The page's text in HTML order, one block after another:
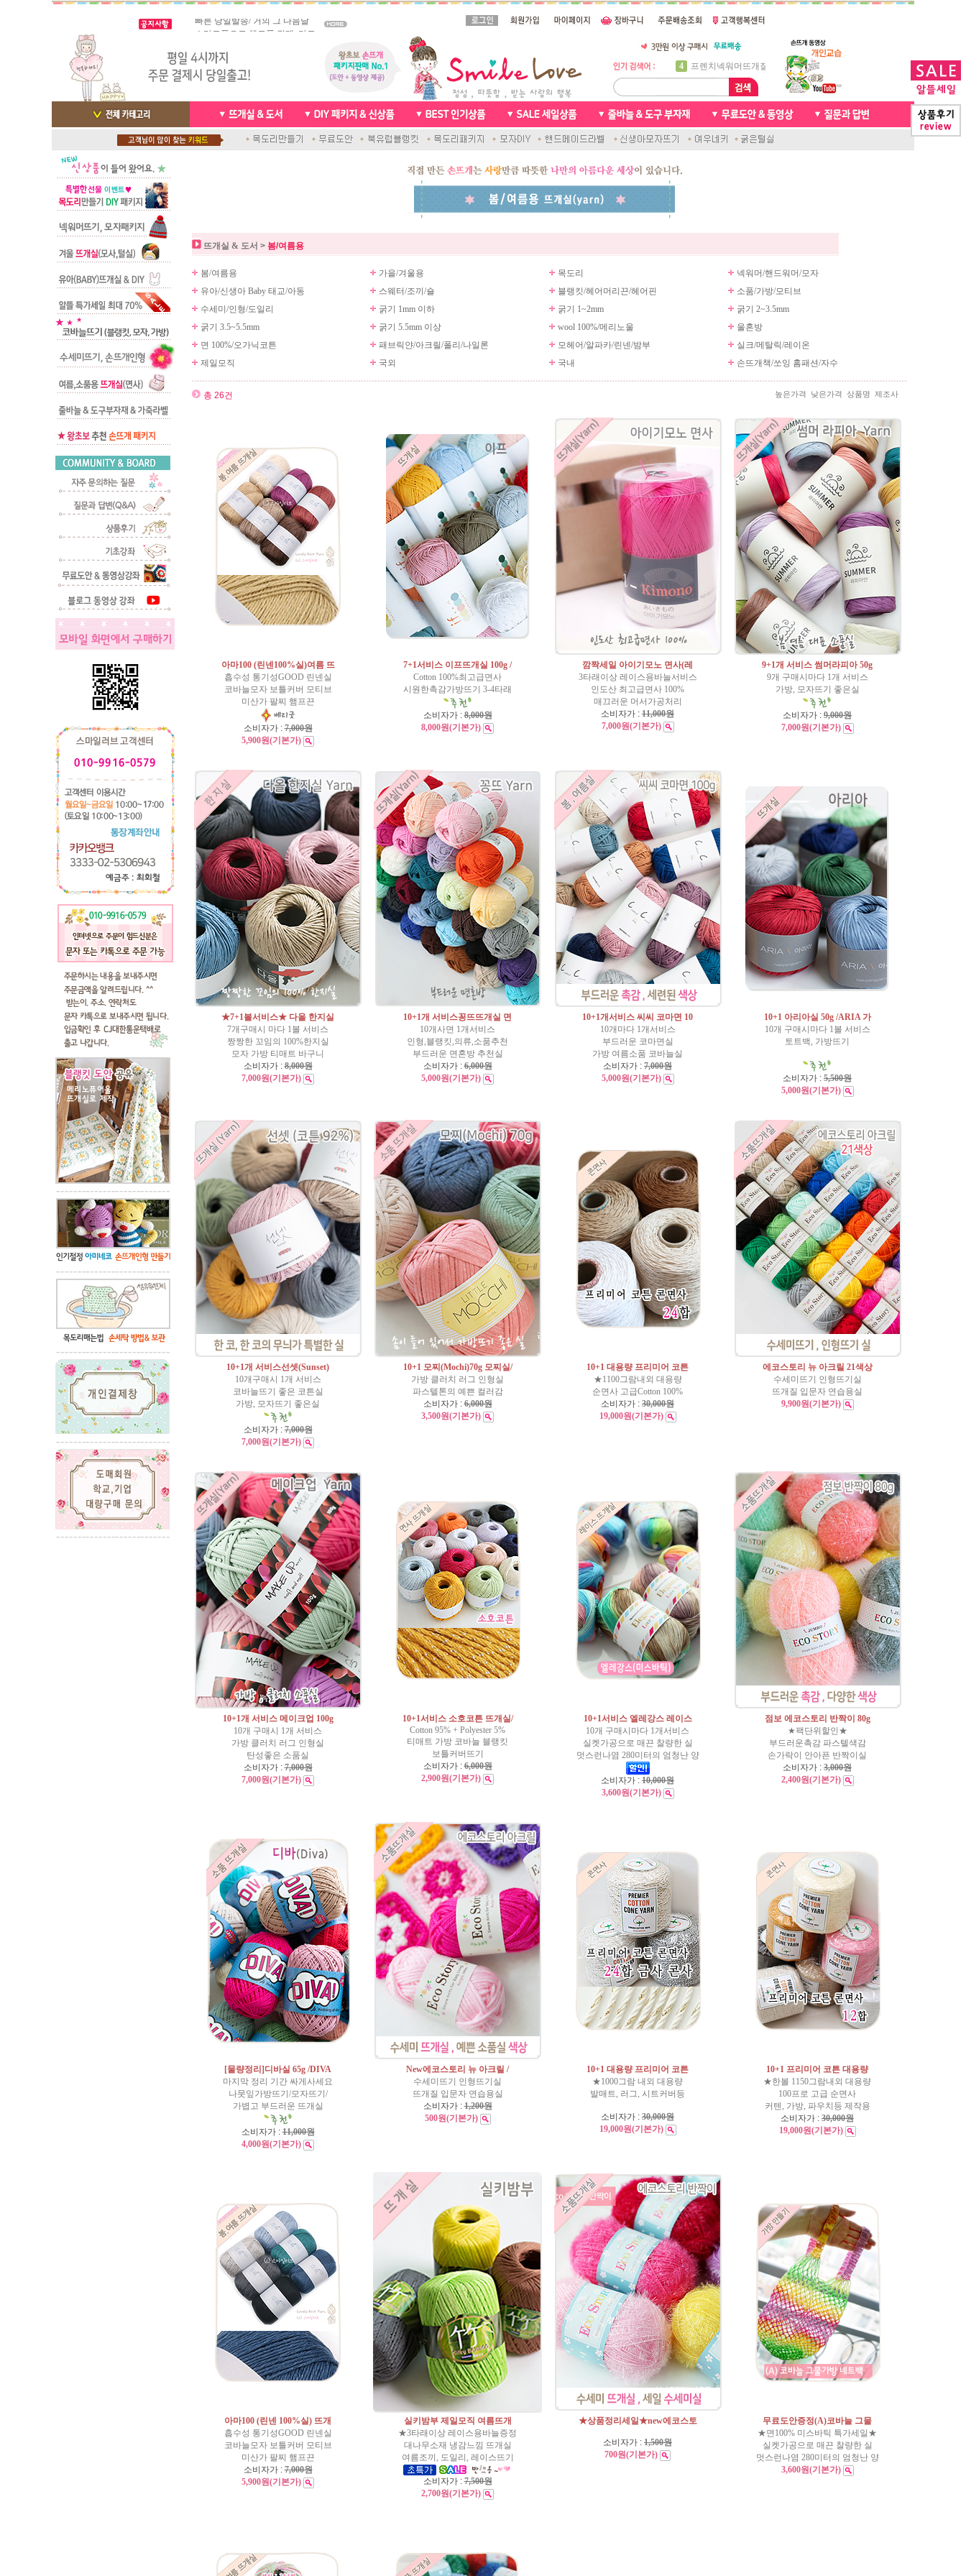
스마트폰으로 핸드폰 결제 ,카드
배송완료 /
5
비니방울모자 동영상
6
꽈배기목도리
7
천연가죽 핸드메이드라벨
8
신생아모자뜨기
10
손뜨개인형
1
자라무늬 목도리뜨기
뜨개실 & 도서 > 봄/여름용
봄/여름용 가을/겨울용 목도리
넥워머/핸드워머/모자
유아/신생아 Baby 태교/아동
스웨터/조끼/숄 블랭킷/헤어머리끈/헤어핀
소품/가방/모티브
수세미/인형/도일리
굵기 1mm 이하 굵기 1~2mm
굵기 2~3.5mm
굵기 3.5~5.5mm
굵기 5.5mm 이상 wool 100%/메리노울
울혼방
면 100%/오가닉코튼
패브릭얀/아크릴/폴리/나일론 모헤어/알파카/린넨/밤부
실크/메탈릭/레이온
제일모직
국외 국내 손뜨개책/쏘잉 홈패션/자수
총 26건 높은가격 낮은가격 상품명 제조사
아마100 (린넨100%실)여름 뜨
흡수성 통기성GOOD 린넨실
코바늘모자 보틀커버 모티브
미산가 팔찌 햄프끈
소비자가 :7,000원
5,900원(기본가)
7+1서비스 이프뜨개실 100g /
Cotton 100%최고급면사
시원한촉감가방뜨기 3-4타래
소비자가 :8,000원
8,000원(기본가)
깜짝세일 아이기모노 면사(레
3타래이상 레이스용바늘서비스
인도산 최고급면사 100%
매끄러운 머서가공처리
소비자가 : 11,000원
7,000원(기본가)
9+1개 서비스 썸머라피아 50g
9개 구매시마다 1개 서비스
가방, 모자뜨기 좋은실
소비자가 : 9,000원
7,000원(기본가)
★7+1볼서비스★ 다올 한지실
7개구매시 마다 1볼 서비스
짱짱한 꼬임의 100%한지실
모자 가방 티매트 바구니
소비자가 :8,000원
7,000원(기본가)
10+1개 서비스꽁뜨뜨개실 면
10개사면 1개서비스
인형,블랭킷,의류,소품추천
부드러운 면혼방 추천실
소비자가 :6,000원
5,000원(기본가)
10+1개서비스 씨씨 코마면 10
10개마다 1개서비스
부드러운 코마면실
가방 여름소품 코바늘실
소비자가 : 7,000원
5,000원(기본가)
10+1 아리아실 50g /ARIA 가
10개 구매시마다 1볼 서비스
토트백, 가방뜨기
소비자가 : 5,500원
5,000원(기본가)
10+1개 서비스선셋(Sunset)
10개구매시 1개 서비스
코바늘뜨기 좋은 코튼실
가방, 모자뜨기 좋은실
소비자가 :7,000원
7,000원(기본가)
10+1 모찌(Mochi)70g 모찌실/
가방 클러치 러그 인형실
파스텔톤의 예쁜 컬러감
소비자가 :6,000원
3,500원(기본가)
10+1 대용량 프리미어 코튼
★1100그람내외 대용량
순면사 고급Cotton 100%
소비자가 : 30,000원
19,000원(기본가)
에코스토리 뉴 아크릴 21색상
수세미뜨기 인형뜨기실
뜨개질 입문자 연습용실
9,900원(기본가)
10+1개 서비스 메이크업 100g
10개 구매시 1개 서비스
가방 클러치 러그 인형실
탄성좋은 소품실
소비자가 :7,000원
7,000원(기본가)
10+1서비스 소호코튼 뜨개실/
Cotton 95% + Polyester 5%
티매트 가방 코바늘 블랭킷
보틀커버뜨기
소비자가 :6,000원
2,900원(기본가)
10+1서비스 엘레강스 레이스
10개 구매시마다 1개서비스
실켓가공으로 매끈 찰량한 실
멋스런나염 280미터의 엄청난 양
소비자가 : 10,000원
3,600원(기본가)
점보 에코스토리 반짝이 80g
★팩단위할인★
부드러운촉감 파스텔색감
손가락이 안아픈 반짝이실
소비자가 : 3,000원
2,400원(기본가)
[물량정리]디바실 65g /DIVA
마지막 정리 기간 싸게사세요
나뭇잎가방뜨기/모자뜨기/
가볍고 부드러운 뜨개실
소비자가 :11,000원
4,000원(기본가)
New에코스토리 뉴 아크릴 /
수세미뜨기 인형뜨기실
뜨개질 입문자 연습용실
소비자가 :1,200원
500원(기본가)
10+1 대용량 프리미어 코튼
★1000그람 내외 대용량
발매트, 러그, 시트커버등
소비자가 : 30,000원
19,000원(기본가)
10+1 프리미어 코튼 대용량
★한볼 1150그람내외 대용량
100프로 고급 순면사
커텐, 가방, 파우치등 제작용
소비자가 : 30,000원
19,000원(기본가)
아마100 (린넨 100%실) 뜨개
흡수성 통기성GOOD 린넨실
코바늘모자 보틀커버 모티브
미산가 팔찌 햄프끈
소비자가 :7,000원
5,900원(기본가)
실키밤부 제일모직 여름뜨개
★3타래이상 레이스용바늘증정
대나무소재 냉감느낌 뜨개실
여름조끼, 도일리, 레이스뜨기
소비자가 :7,500원
2,700원(기본가)
★상품정리세일★new에코스토
소비자가 : 1,500원
700원(기본가)
무료도안증정(A)코바늘 그물
★면100% 미스바틱 특가세일★
실켓가공으로 매끈 찰량한 실
멋스런나염 280미터의 엄청난 양
3,600원(기본가)